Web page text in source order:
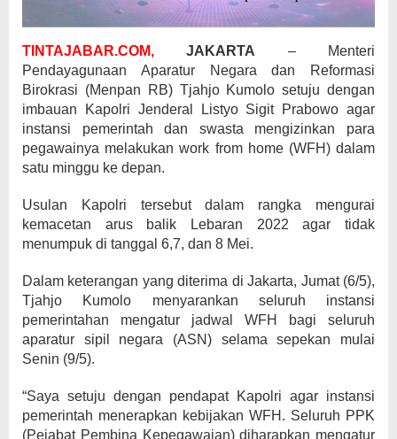
TINTAJABAR.COM, JAKARTA – Menteri
Pendayagunaan Aparatur Negara dan Reformasi
Birokrasi (Menpan RB) Tjahjo Kumolo setuju dengan
imbauan Kapolri Jenderal Listyo Sigit Prabowo agar
instansi pemerintah dan swasta mengizinkan para
pegawainya melakukan work from home (WFH) dalam
satu minggu ke depan.
Usulan Kapolri tersebut dalam rangka mengurai
kemacetan arus balik Lebaran 2022 agar tidak
menumpuk di tanggal 6,7, dan 8 Mei.
Dalam keterangan yang diterima di Jakarta, Jumat (6/5),
Tjahjo Kumolo menyarankan seluruh instansi
pemerintahan mengatur jadwal WFH bagi seluruh
aparatur sipil negara (ASN) selama sepekan mulai
Senin (9/5).
“Saya setuju dengan pendapat Kapolri agar instansi
pemerintah menerapkan kebijakan WFH. Seluruh PPK
(Pejabat Pembina Kepegawaian) diharapkan mengatur